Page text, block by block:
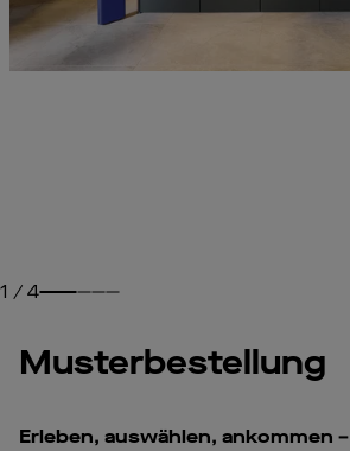
1 /4
Musterbestellung
Erleben, auswählen, ankommen